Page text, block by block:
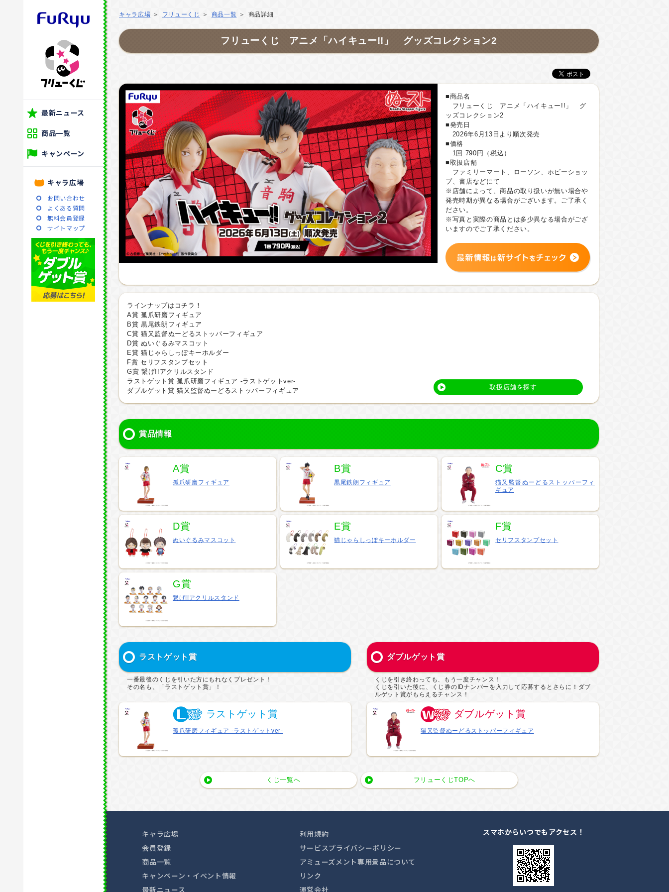
最新ニュース
商品一覧
キャンペーン
キャラ広場
お問い合わせ
よくある質問
無料会員登録
サイトマップ
キャラ広場 フリューくじ 商品一覧 商品詳細
フリューくじ アニメ「ハイキュー!!」 グッズコレクション2
■商品名
フリューくじ アニメ「ハイキュー!!」 グ
ッズコレクション2
■発売日
2026年6月13日より順次発売
■価格
1回 790円（税込）
■取扱店舗
ファミリーマート、ローソン、ホビーショッ
プ、書店などにて
※店舗によって、商品の取り扱いが無い場合や
発売時期が異なる場合がございます。ご了承く
ださい。
※写真と実際の商品とは多少異なる場合がござ
いますのでご了承ください。
ラインナップはコチラ！
A賞 孤爪研磨フィギュア
B賞 黒尾鉄朗フィギュア
C賞 猫又監督ぬーどるストッパーフィギュア
D賞 ぬいぐるみマスコット
E賞 猫じゃらしっぽキーホルダー
F賞 セリフスタンプセット
G賞 繋げ!!アクリルスタンド
ラストゲット賞 孤爪研磨フィギュア -ラストゲットver-
ダブルゲット賞 猫又監督ぬーどるストッパーフィギュア
取扱店舗を探す
賞品情報
A賞
孤爪研磨フィギュア
B賞
黒尾鉄朗フィギュア
C賞
猫又監督ぬーどるストッパーフィ
ギュア
D賞
ぬいぐるみマスコット
E賞
猫じゃらしっぽキーホルダー
F賞
セリフスタンプセット
G賞
繋げ!!アクリルスタンド
ラストゲット賞
一番最後のくじを引いた方にもれなくプレゼント！
その名も、「ラストゲット賞」！
ラストゲット賞
孤爪研磨フィギュア -ラストゲットver-
ダブルゲット賞
くじを引き終わっても、もう一度チャンス！
くじを引いた後に、くじ券のIDナンバーを入力して応募するとさらに！ダブ
ルゲット賞がもらえるチャンス！
ダブルゲット賞
猫又監督ぬーどるストッパーフィギュア
くじ一覧へ フリューくじTOPへ
キャラ広場
会員登録
商品一覧
キャンペーン・イベント情報
最新ニュース
利用規約
サービスプライバシーポリシー
アミューズメント専用景品について
リンク
運営会社
スマホからいつでもアクセス！